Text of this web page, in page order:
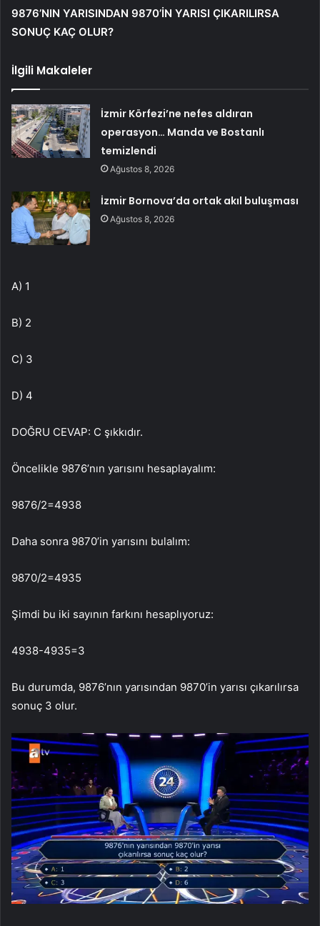
9876’NIN YARISINDAN 9870’İN YARISI ÇIKARILIRSA
SONUÇ KAÇ OLUR?
İlgili Makaleler
İzmir Körfezi’ne nefes aldıran
operasyon… Manda ve Bostanlı
temizlendi
Ağustos 8, 2026
İzmir Bornova’da ortak akıl buluşması
Ağustos 8, 2026
A) 1
B) 2
C) 3
D) 4
DOĞRU CEVAP: C şıkkıdır.
Öncelikle 9876’nın yarısını hesaplayalım:
9876/2=4938
Daha sonra 9870’in yarısını bulalım:
9870/2=4935
Şimdi bu iki sayının farkını hesaplıyoruz:
4938-4935=3
Bu durumda, 9876’nın yarısından 9870’in yarısı çıkarılırsa
sonuç 3 olur.